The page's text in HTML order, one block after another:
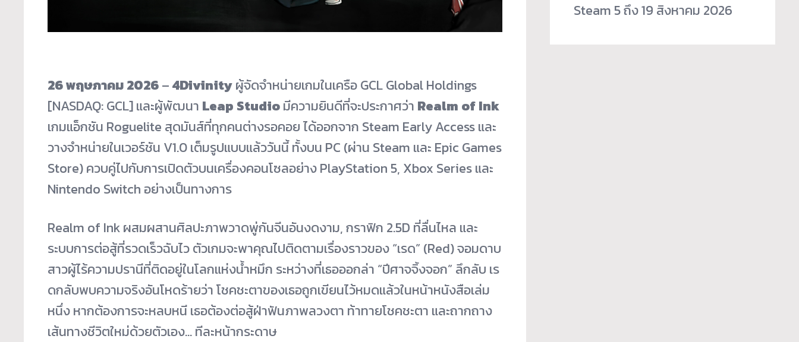
26 พฤษภาคม 2026–4Divinityผู้จัดจำหน่ายเกมในเครือ GCL Global Holdings
[NASDAQ: GCL] และผู้พัฒนา Leap Studioมีความยินดีที่จะประกาศว่า Realm of Ink
เกมแอ็กชัน Roguelite สุดมันส์ที่ทุกคนต่างรอคอย ได้ออกจาก Steam Early Access และ
วางจำหน่ายในเวอร์ชัน V1.0 เต็มรูปแบบแล้ววันนี้ ทั้งบน PC (ผ่าน Steam และ Epic Games
Store) ควบคู่ไปกับการเปิดตัวบนเครื่องคอนโซลอย่าง PlayStation 5, Xbox Series และ
Nintendo Switch อย่างเป็นทางการ
Realm of Ink ผสมผสานศิลปะภาพวาดพู่กันจีนอันงดงาม, กราฟิก 2.5D ที่ลื่นไหล และ
ระบบการต่อสู้ที่รวดเร็วฉับไว ตัวเกมจะพาคุณไปติดตามเรื่องราวของ “เรด” (Red) จอมดาบ
สาวผู้ไร้ความปรานีที่ติดอยู่ในโลกแห่งน้ำหมึก ระหว่างที่เธอออกล่า “ปีศาจจิ้งจอก” ลึกลับ เร
ดกลับพบความจริงอันโหดร้ายว่า โชคชะตาของเธอถูกเขียนไว้หมดแล้วในหน้าหนังสือเล่ม
หนึ่ง หากต้องการจะหลบหนี เธอต้องต่อสู้ฝ่าฟันภาพลวงตา ท้าทายโชคชะตา และถากถาง
เส้นทางชีวิตใหม่ด้วยตัวเอง… ทีละหน้ากระดาษ
Steam 5 ถึง 19 สิงหาคม 2026